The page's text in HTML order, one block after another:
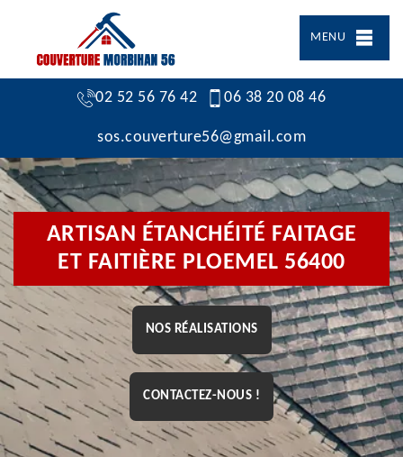
MENU
02 52 56 76 42 06 38 20 08 46
sos.couverture56@gmail.com
ARTISAN ÉTANCHÉITÉ FAITAGE
ET FAITIÈRE PLOEMEL 56400
NOS RÉALISATIONS
CONTACTEZ-NOUS !